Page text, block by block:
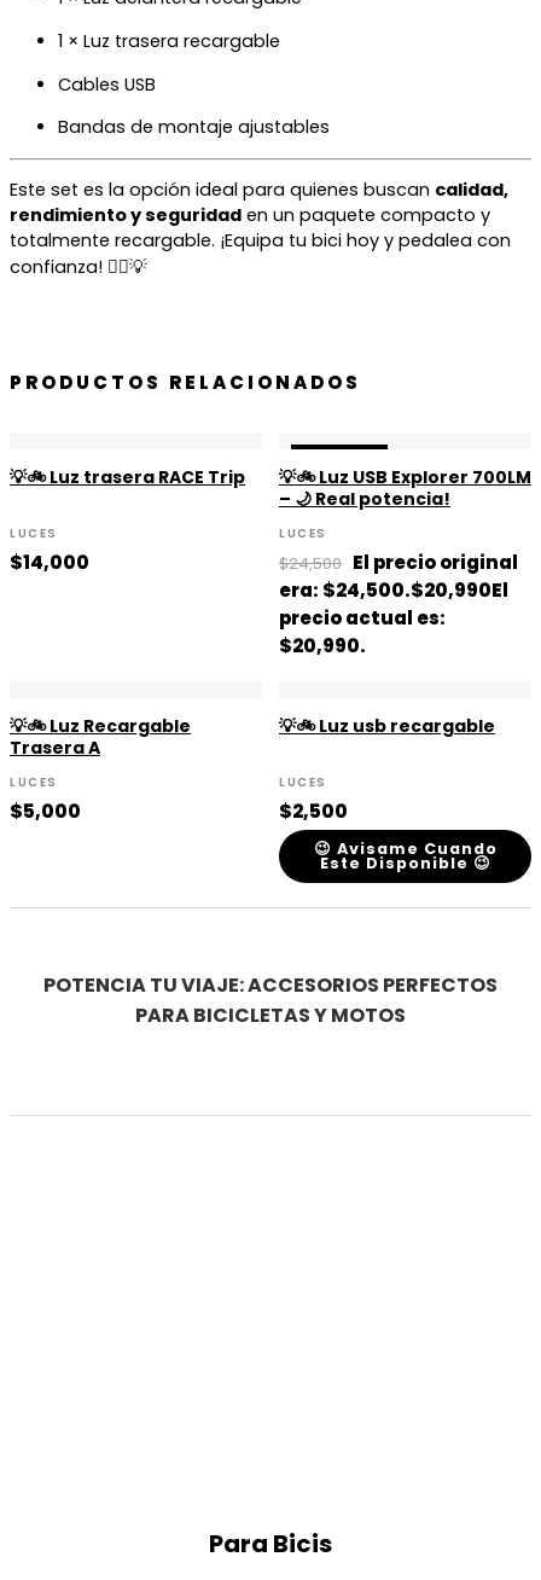
1 × Luz trasera recargable
Cables USB
Bandas de montaje ajustables
Este set es la opción ideal para quienes buscan calidad,
rendimiento y seguridad en un paquete compacto y
totalmente recargable. ¡Equipa tu bici hoy y pedalea con
confianza! 🚴‍♀️💡
PRODUCTOS RELACIONADOS
💡🚲 Luz trasera RACE Trip
LUCES
$14,000
💡🚲 Luz USB Explorer 700LM
– 🌙 Real potencia!
LUCES
$24,500 El precio original
era: $24,500.$20,990El
precio actual es:
$20,990.
💡🚲 Luz Recargable
Trasera A
LUCES
$5,000
💡🚲 Luz usb recargable
LUCES
$2,500
😉 Avisame Cuando
Este Disponible 😉
POTENCIA TU VIAJE: ACCESORIOS PERFECTOS
PARA BICICLETAS Y MOTOS
Para Bicis